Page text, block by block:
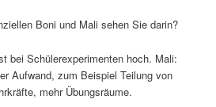
Boni und Mali sehen Sie darin?
bei Schülerexperimenten hoch. Mali:
Aufwand, zum Beispiel Teilung von
mehr Übungsräume.